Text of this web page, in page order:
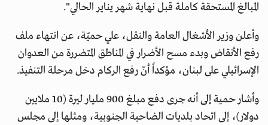
المبالغ المستحقة كاملة قبل نهاية شهر يناير الحالي".
وأعلن وزير الأشغال العامة والنقل، علي حميّة، عن انتهاء ملف
رفع الأنقاض وبدء مسح الأضرار في المناطق المتضررة من العدوان
الإسرائيلي على لبنان، مؤكداً أنّ رفع الركام دخل مرحلة التنفيذ.
وأشار حمية إلى أنه جرى دفع مبلغ 900 مليار ليرة (10 ملايين
دولار)، إلى اتحاد بلديات الضاحية الجنوبية، ومثلها إلى مجلس